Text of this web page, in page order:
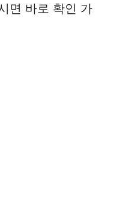
면 바로 확인 가